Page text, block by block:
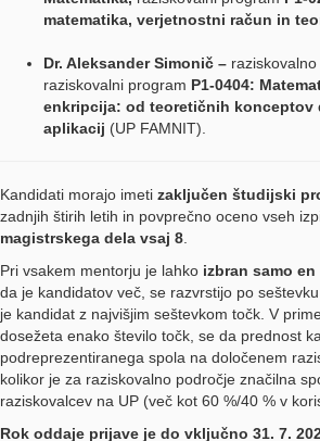
matematika, verjetnostni račun in
Dr. Aleksander Simonič –
raziskovalni program P1-0404:
enkripcija: od teoretičnih konceptov
aplikacij (UP FAMNIT).
Kandidati morajo imeti zaključen študijski
zadnjih štirih letih in povprečno oceno vseh
magistrskega dela vsaj 8
Pri vsakem mentorju je lahko izbran samo
da je kandidatov več, se razvrstijo po
je kandidat z najvišjim seštevkom točk. V
dosežeta enako število točk, se da prednost
podreprezentiranega spola na določenem
kolikor je za raziskovalno področje značilna
raziskovalcev na UP (več kot 60 %/40 % v
Rok oddaje prijave je do vključno 31. 7.